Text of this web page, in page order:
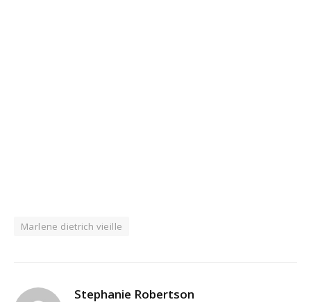
Marlene dietrich vieille
Stephanie Robertson